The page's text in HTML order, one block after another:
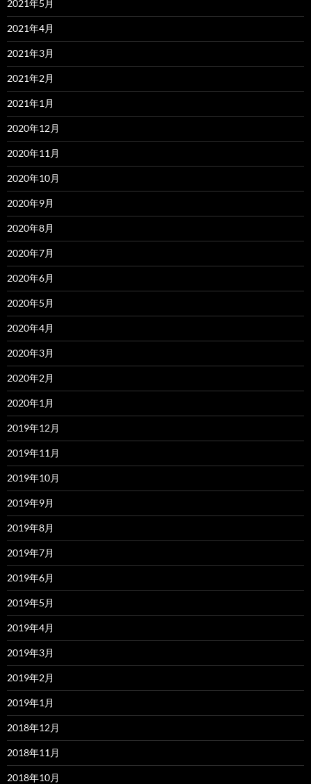
2021年5月
2021年4月
2021年3月
2021年2月
2021年1月
2020年12月
2020年11月
2020年10月
2020年9月
2020年8月
2020年7月
2020年6月
2020年5月
2020年4月
2020年3月
2020年2月
2020年1月
2019年12月
2019年11月
2019年10月
2019年9月
2019年8月
2019年7月
2019年6月
2019年5月
2019年4月
2019年3月
2019年2月
2019年1月
2018年12月
2018年11月
2018年10月